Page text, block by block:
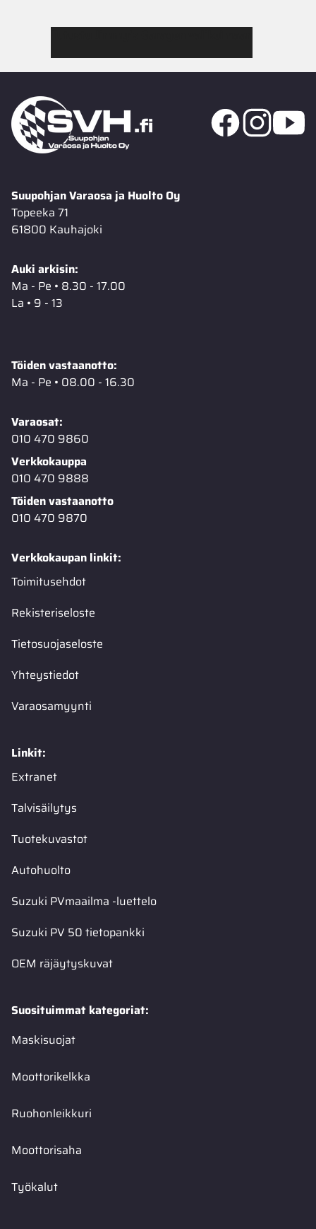
Suupohjan Varaosa ja Huolto Oy
Topeeka 71
61800 Kauhajoki
Auki arkisin:
Ma - Pe • 8.30 - 17.00
La • 9 - 13
Töiden vastaanotto:
Ma - Pe • 08.00 - 16.30
Varaosat:
010 470 9860
Verkkokauppa
010 470 9888
Töiden vastaanotto
010 470 9870
Verkkokaupan linkit:
Toimitusehdot
Rekisteriseloste
Tietosuojaseloste
Yhteystiedot
Varaosamyynti
Linkit:
Extranet
Talvisäilytys
Tuotekuvastot
Autohuolto
Suzuki PVmaailma -luettelo
Suzuki PV 50 tietopankki
OEM räjäytyskuvat
Suosituimmat kategoriat:
Maskisuojat
Moottorikelkka
Ruohonleikkuri
Moottorisaha
Työkalut